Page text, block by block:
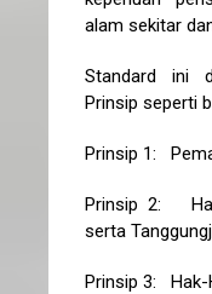
alam sekitar
Standard ini
Prinsip seperti
Prinsip 1:
Prinsip 2:
serta
Prinsip 3: Hak-